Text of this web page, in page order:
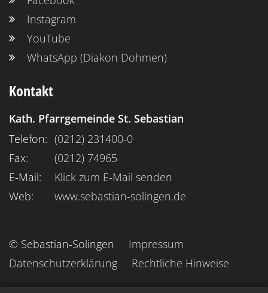
Instagram
YouTube
WhatsApp (Diakon Dohmen)
Kontakt
Kath. Pfarrgemeinde St. Sebastian
Telefon: (0212) 231400-0
Fax:
(0212) 74965
E-Mail:
Klick zum E-Mail senden
Web:
www.sebastian-solingen.de
© Sebastian-Solingen
Impressum
Datenschutzerklärung
Rechtliche Hinweise